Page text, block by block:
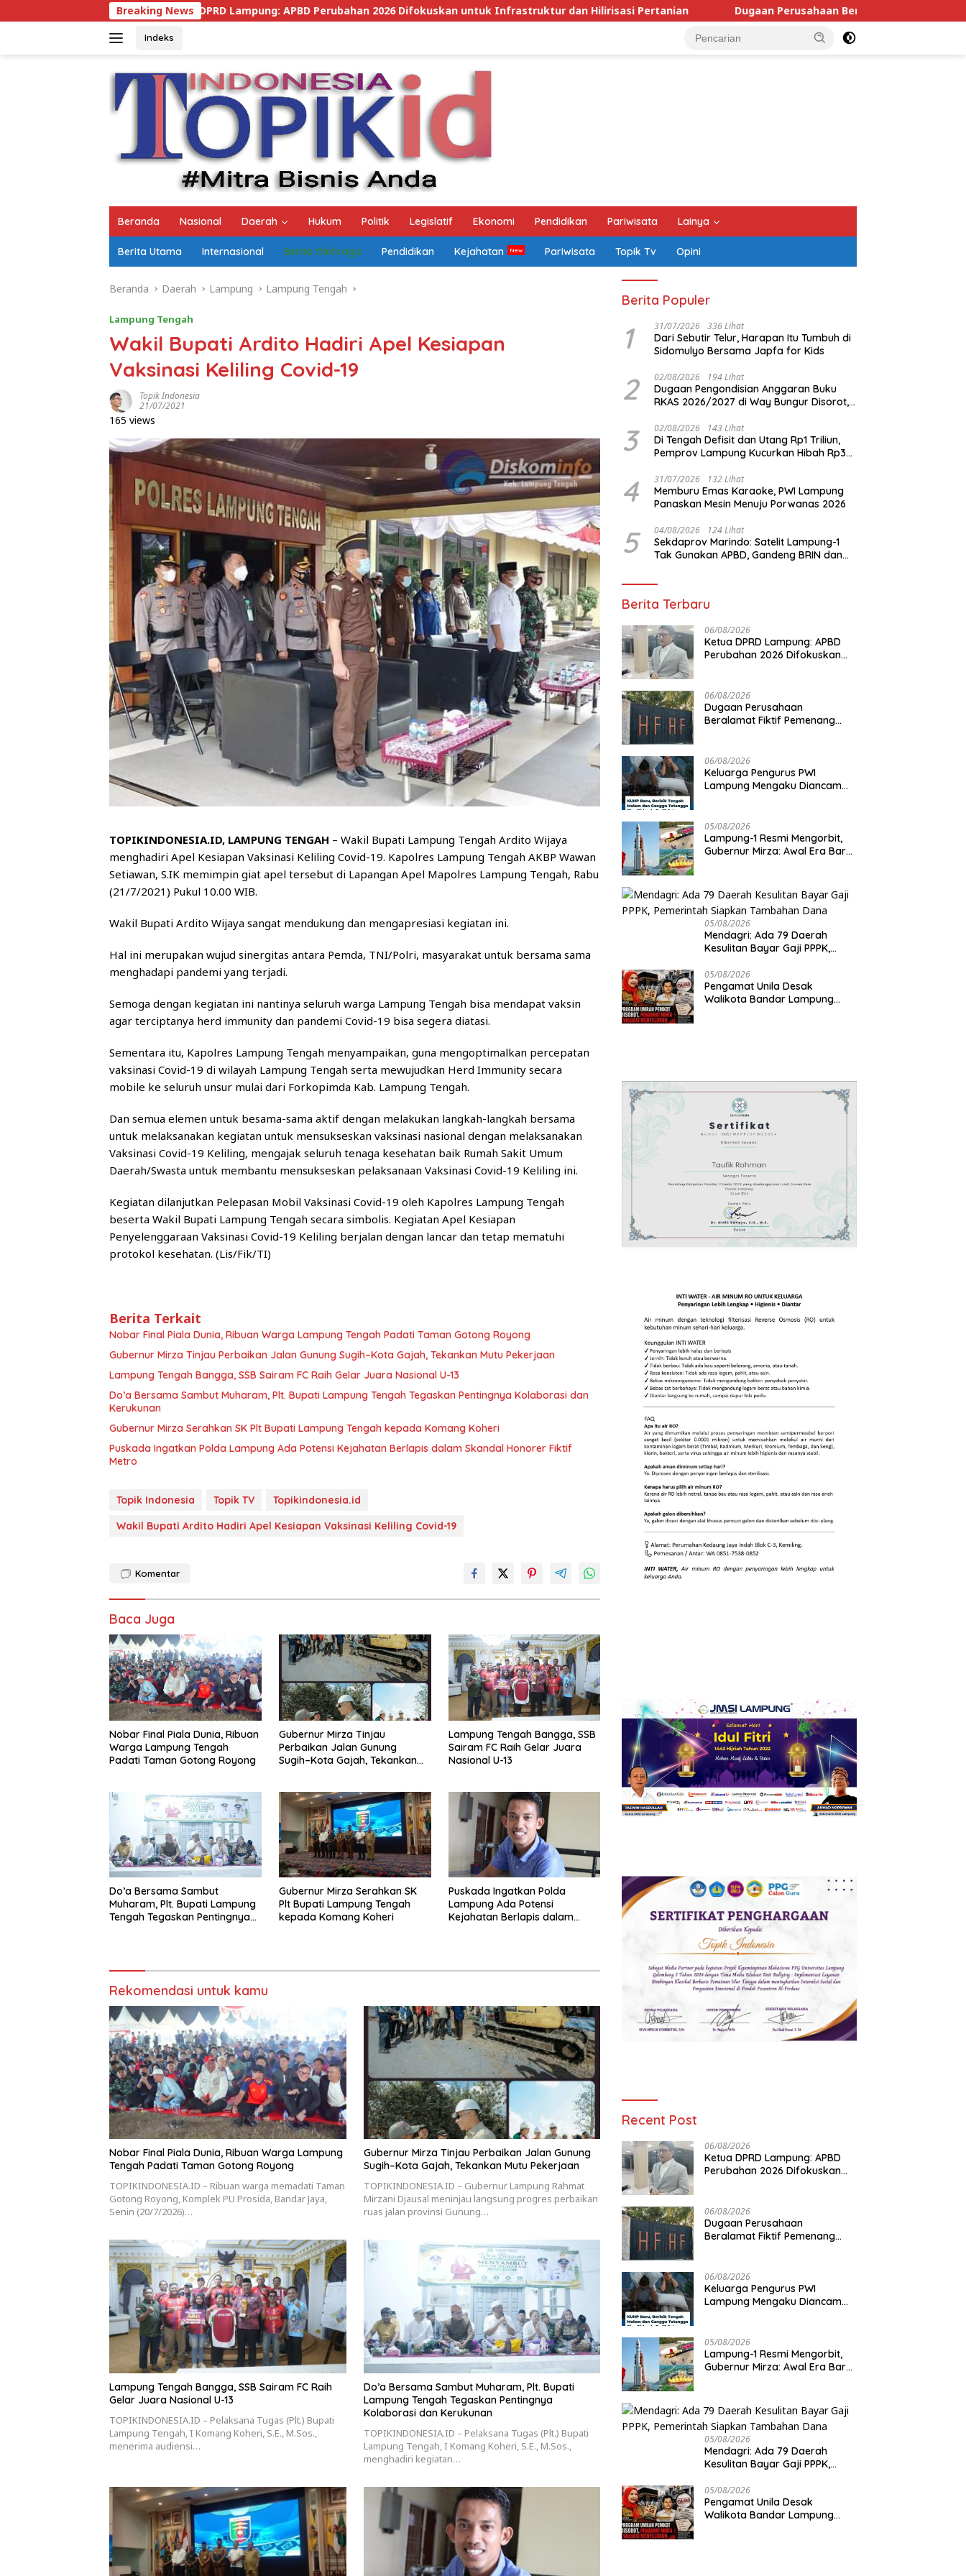
ke
Breaking News
Ketua DPRD Lampung: APBD Perubahan 2026 Difokuskan untuk Infrastruktur dan Hilirisasi Pertanian Dugaan Perusahaan Beralamat Fiktif Pemenang Proyek Kejati dan
Indeks
Beranda Nasional Daerah Hukum Politik Legislatif Ekonomi Pendidikan Pariwisata Lainya
Berita Utama Internasional Berita Olahraga Pendidikan Kejahatan Pariwisata Topik Tv Opini
Beranda Daerah Lampung Lampung Tengah
Lampung Tengah
Wakil Bupati Ardito Hadiri Apel Kesiapan
Vaksinasi Keliling Covid-19
Topik Indonesia
21/07/2021
165 views
TOPIKINDONESIA.ID, LAMPUNG TENGAH – Wakil Bupati Lampung Tengah Ardito Wijaya
menghadiri Apel Kesiapan Vaksinasi Keliling Covid-19. Kapolres Lampung Tengah AKBP Wawan
Setiawan, S.IK memimpin giat apel tersebut di Lapangan Apel Mapolres Lampung Tengah, Rabu
(21/7/2021) Pukul 10.00 WIB.
Wakil Bupati Ardito Wijaya sangat mendukung dan mengapresiasi kegiatan ini.
Hal ini merupakan wujud sinergitas antara Pemda, TNI/Polri, masyarakat untuk bersama sama
menghadapi pandemi yang terjadi.
Semoga dengan kegiatan ini nantinya seluruh warga Lampung Tengah bisa mendapat vaksin
agar terciptanya herd immunity dan pandemi Covid-19 bisa segera diatasi.
Sementara itu, Kapolres Lampung Tengah menyampaikan, guna mengoptimalkan percepatan
vaksinasi Covid-19 di wilayah Lampung Tengah serta mewujudkan Herd Immunity secara
mobile ke seluruh unsur mulai dari Forkopimda Kab. Lampung Tengah.
Dan semua elemen untuk besama-sama aktif dengan melakukan langkah-langkah bersama
untuk melaksanakan kegiatan untuk mensukseskan vaksinasi nasional dengan melaksanakan
Vaksinasi Covid-19 Keliling, mengajak seluruh tenaga kesehatan baik Rumah Sakit Umum
Daerah/Swasta untuk membantu mensukseskan pelaksanaan Vaksinasi Covid-19 Keliling ini.
Kegiatan dilanjutkan Pelepasan Mobil Vaksinasi Covid-19 oleh Kapolres Lampung Tengah
beserta Wakil Bupati Lampung Tengah secara simbolis. Kegiatan Apel Kesiapan
Penyelenggaraan Vaksinasi Covid-19 Keliling berjalan dengan lancar dan tetap mematuhi
protokol kesehatan. (Lis/Fik/TI)
Berita Terkait
Nobar Final Piala Dunia, Ribuan Warga Lampung Tengah Padati Taman Gotong Royong
Gubernur Mirza Tinjau Perbaikan Jalan Gunung Sugih–Kota Gajah, Tekankan Mutu Pekerjaan
Lampung Tengah Bangga, SSB Sairam FC Raih Gelar Juara Nasional U-13
Do’a Bersama Sambut Muharam, Plt. Bupati Lampung Tengah Tegaskan Pentingnya Kolaborasi dan
Kerukunan
Gubernur Mirza Serahkan SK Plt Bupati Lampung Tengah kepada Komang Koheri
Puskada Ingatkan Polda Lampung Ada Potensi Kejahatan Berlapis dalam Skandal Honorer Fiktif
Metro
Topik Indonesia Topik TV
Topikindonesia.id
Wakil Bupati Ardito Hadiri Apel Kesiapan Vaksinasi Keliling Covid-19
Komentar
Baca Juga
Nobar Final Piala Dunia, Ribuan
Warga Lampung Tengah
Padati Taman Gotong Royong
Gubernur Mirza Tinjau
Perbaikan Jalan Gunung
Sugih–Kota Gajah, Tekankan
Lampung Tengah Bangga, SSB
Sairam FC Raih Gelar Juara
Nasional U-13
Do’a Bersama Sambut
Muharam, Plt. Bupati Lampung
Tengah Tegaskan Pentingnya
Gubernur Mirza Serahkan SK
Plt Bupati Lampung Tengah
kepada Komang Koheri
Puskada Ingatkan Polda
Lampung Ada Potensi
Kejahatan Berlapis dalam
Rekomendasi untuk kamu
Nobar Final Piala Dunia, Ribuan Warga Lampung
Tengah Padati Taman Gotong Royong
TOPIKINDONESIA.ID – Ribuan warga memadati Taman
Gotong Royong, Komplek PU Prosida, Bandar Jaya,
Senin (20/7/2026)…
Gubernur Mirza Tinjau Perbaikan Jalan Gunung
Sugih–Kota Gajah, Tekankan Mutu Pekerjaan
TOPIKINDONESIA.ID – Gubernur Lampung Rahmat
Mirzani Djausal meninjau langsung progres perbaikan
ruas jalan provinsi Gunung…
Lampung Tengah Bangga, SSB Sairam FC Raih
Gelar Juara Nasional U-13
TOPIKINDONESIA.ID – Pelaksana Tugas (Plt.) Bupati
Lampung Tengah, I Komang Koheri, S.E., M.Sos.,
menerima audiensi…
Do’a Bersama Sambut Muharam, Plt. Bupati
Lampung Tengah Tegaskan Pentingnya
Kolaborasi dan Kerukunan
TOPIKINDONESIA.ID – Pelaksana Tugas (Plt.) Bupati
Lampung Tengah, I Komang Koheri, S.E., M.Sos.,
menghadiri kegiatan…
Berita Populer
1 31/07/2026 336 Lihat
Dari Sebutir Telur, Harapan Itu Tumbuh di
Sidomulyo Bersama Japfa for Kids
2 02/08/2026 194 Lihat
Dugaan Pengondisian Anggaran Buku
RKAS 2026/2027 di Way Bungur Disorot,
Keuntungan untuk Rekreasi
3 02/08/2026 143 Lihat
Di Tengah Defisit dan Utang Rp1 Triliun,
Pemprov Lampung Kucurkan Hibah Rp35
4 31/07/2026 132 Lihat
Memburu Emas Karaoke, PWI Lampung
Panaskan Mesin Menuju Porwanas 2026
5 04/08/2026 124 Lihat
Sekdaprov Marindo: Satelit Lampung-1
Tak Gunakan APBD, Gandeng BRIN dan
Berbasis Data
Berita Terbaru
06/08/2026
Ketua DPRD Lampung: APBD
Perubahan 2026 Difokuskan
06/08/2026
Dugaan Perusahaan
Beralamat Fiktif Pemenang
Ternyata Rumah Kosong dan
Lahan Kosong, Dinas PKPCK
Disorot
06/08/2026
Keluarga Pengurus PWI
Lampung Mengaku Diancam
05/08/2026
Lampung-1 Resmi Mengorbit,
Gubernur Mirza: Awal Era Baru
05/08/2026
Mendagri: Ada 79 Daerah
Kesulitan Bayar Gaji PPPK,
Dana
05/08/2026
Pengamat Unila Desak
Walikota Bandar Lampung
Recent Post
06/08/2026
Ketua DPRD Lampung: APBD
Perubahan 2026 Difokuskan
06/08/2026
Dugaan Perusahaan
Beralamat Fiktif Pemenang
Ternyata Rumah Kosong dan
Lahan Kosong, Dinas PKPCK
Disorot
06/08/2026
Keluarga Pengurus PWI
Lampung Mengaku Diancam
05/08/2026
Lampung-1 Resmi Mengorbit,
Gubernur Mirza: Awal Era Baru
05/08/2026
Mendagri: Ada 79 Daerah
Kesulitan Bayar Gaji PPPK,
Dana
05/08/2026
Pengamat Unila Desak
Walikota Bandar Lampung